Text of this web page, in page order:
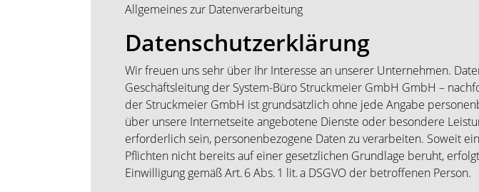
Allgemeines zur Datenverarbeitung
Datenschutzerklärung
Wir freuen uns sehr über Ihr Interesse an unserer Unternehmen.
Geschäftsleitung der System-Büro Struckmeier GmbH GmbH –
der Struckmeier GmbH ist grundsätzlich ohne jede Angabe
über unsere Internetseite angebotene Dienste oder besondere
erforderlich sein, personenbezogene Daten zu verarbeiten. Soweit
Pflichten nicht bereits auf einer gesetzlichen Grundlage beruht,
Einwilligung gemäß Art. 6 Abs. 1 lit. a DSGVO der betroffenen Person.